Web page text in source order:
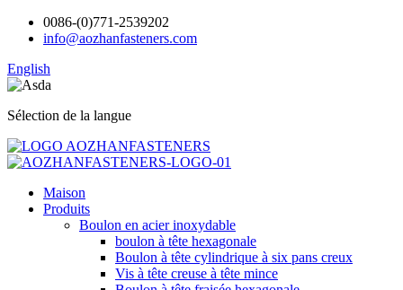
0086-(0)771-2539202
info@aozhanfasteners.com
English
Sélection de la langue
Maison
Produits
Boulon en acier inoxydable
boulon à tête hexagonale
Boulon à tête cylindrique à six pans creux
Vis à tête creuse à tête mince